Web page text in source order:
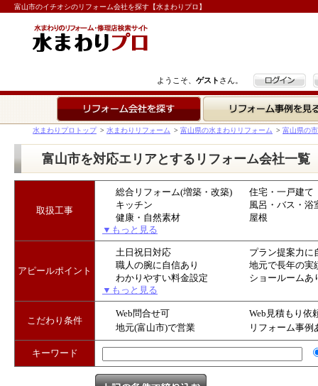
富山市のイチオシのリフォーム会社を探す【水まわりプロ】
ようこそ、 ゲスト さん。 ログイン
リフォーム事例を見る
水まわりプロトップ > 水まわりリフォーム > 富山県の水まわりリフォーム > 富山県の
富山市を対応エリアとするリフォーム会社一覧
取扱工事
総合リフォーム(増築・改築)
住宅・一戸建て
キッチン
風呂・バス・浴
健康・自然素材
屋根
▼もっと見る
アピールポイント
土日祝日対応
プラン提案力に
職人の腕に自信あり
地元で長年の実
わかりやすい料金設定
ショールームあ
▼もっと見る
こだわり条件
Web問合せ可
Web見積もり依
地元(富山市)で営業
リフォーム事例
キーワード